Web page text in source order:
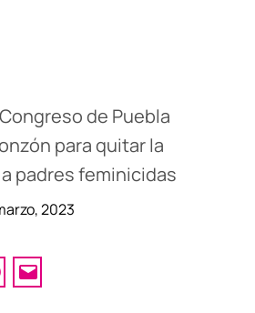
de Puebla
para quitar la
padres feminicidas
2023